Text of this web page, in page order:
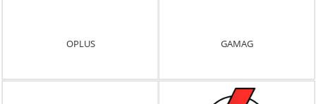
OPLUS GAMAG